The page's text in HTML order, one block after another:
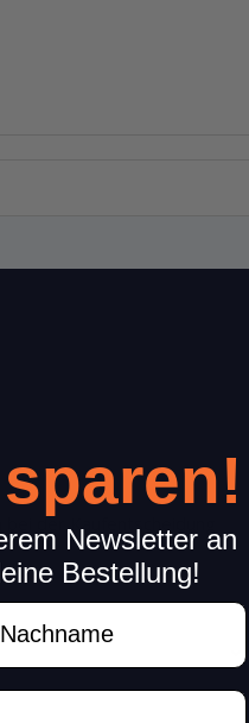
der Kaufentscheidung
Newsletter an
Bestellung!